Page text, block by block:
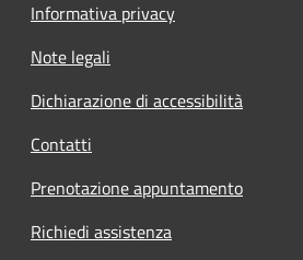
Informativa privacy
Note legali
Dichiarazione di accessibilità
Contatti
Prenotazione appuntamento
Richiedi assistenza